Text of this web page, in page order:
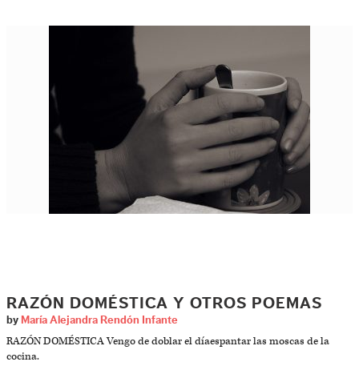
RAZÓN DOMÉSTICA Y OTROS POEMAS
by María Alejandra Rendón Infante
RAZÓN DOMÉSTICA Vengo de doblar el díaespantar las moscas de la
cocina.